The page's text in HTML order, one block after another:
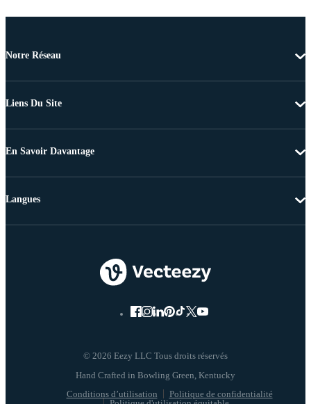
Notre Réseau
Liens Du Site
En Savoir Davantage
© 2026 Eezy LLC Tous droits réservés
Conditions d’utilisation
Politique de confidentialité
Langues